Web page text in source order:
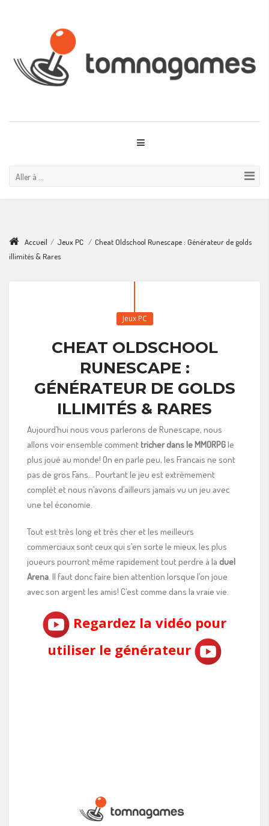
Aller à ...
Accueil / Jeux PC / Cheat Oldschool Runescape : Générateur de golds
illimités & Rares
Jeux PC
CHEAT OLDSCHOOL
RUNESCAPE :
GÉNÉRATEUR DE GOLDS
ILLIMITÉS & RARES
Aujourd’hui nous vous parlerons de Runescape, nous
allons voir ensemble commenttricher dans le MMORPGle
plus joué au monde! On en parle peu, les Francais ne sont
pas de gros Fans… Pourtant le jeu est extrèmement
complèt et nous n’avons d’ailleurs jamais vu un jeu avec
une tel économie.
Tout est très long et très cher et les meilleurs
commerciaux sont ceux qui s’en sorte le mieux, les plus
joueurs pourront même rapidement tout perdre à la duel
Arena. Il faut donc faire bien attention lorsque l’on joue
avec son argent les amis! C’est comme dans la vraie vie.
Regardez la vidéo pour
utiliser le générateur